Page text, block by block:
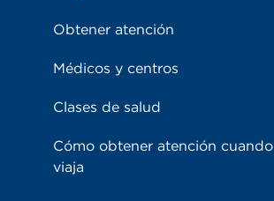
Obtener atención
Médicos y centros
Clases de salud
Cómo obtener atención cuando
viaja